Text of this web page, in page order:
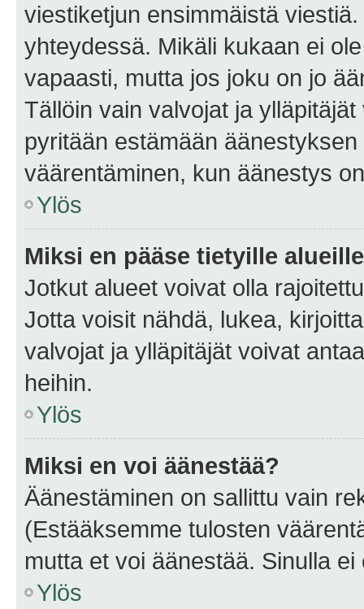
viestiketjun ensimmäistä
yhteydessä. Mikäli kukaan ei
vapaasti, mutta jos joku on jo
Tällöin vain valvojat ja
pyritään estämään
väärentäminen, kun äänestys
Ylös
Miksi en pääse tietyille
Jotkut alueet voivat olla
Jotta voisit nähdä, lukea,
valvojat ja ylläpitäjät voivat
heihin.
Ylös
Miksi en voi äänestää?
Äänestäminen on sallittu vain
(Estääksemme tulosten
mutta et voi äänestää. Sinulla
Ylös